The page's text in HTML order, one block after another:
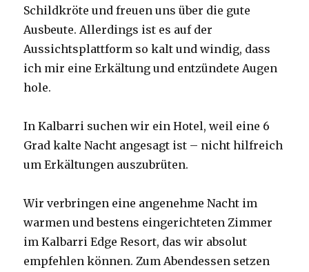
Schildkröte und freuen uns über die gute
Ausbeute. Allerdings ist es auf der
Aussichtsplattform so kalt und windig, dass
ich mir eine Erkältung und entzündete Augen
hole.
In Kalbarri suchen wir ein Hotel, weil eine 6
Grad kalte Nacht angesagt ist – nicht hilfreich
um Erkältungen auszubrüten.
Wir verbringen eine angenehme Nacht im
warmen und bestens eingerichteten Zimmer
im Kalbarri Edge Resort, das wir absolut
empfehlen können. Zum Abendessen setzen